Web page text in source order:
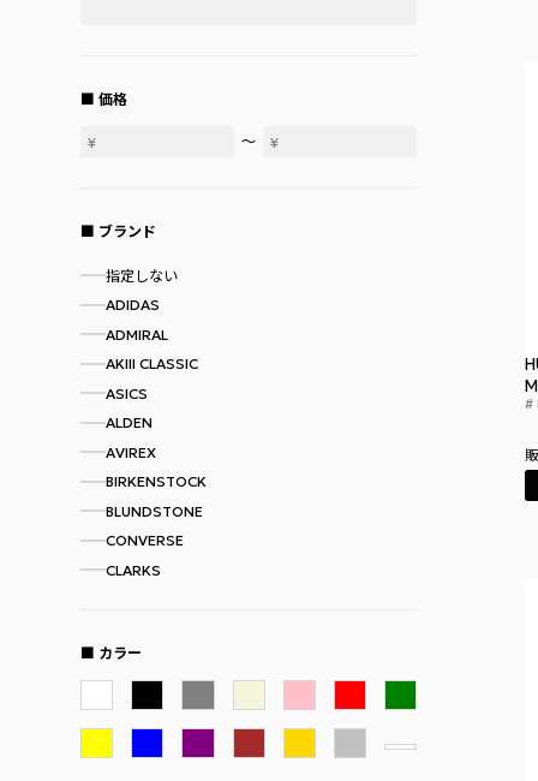
価格
〜
ブランド
指定しない
ADIDAS
ADMIRAL
AKIII CLASSIC
ASICS
ALDEN
AVIREX
BIRKENSTOCK
BLUNDSTONE
CONVERSE
CLARKS
COLUMBIA
カラー
silver